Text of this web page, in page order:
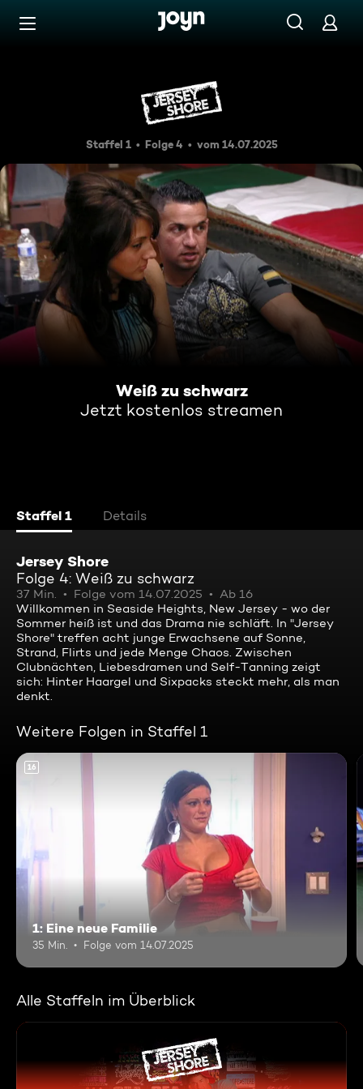
Zum Inhalt springen
Weiß zu schwarz
Staffel 1 Folge 4 vom 14.07.2025
Weiß zu schwarz
Jetzt kostenlos streamen
Staffel 1 Details
Jersey Shore
Folge 4: Weiß zu schwarz
37 Min. Folge vom 14.07.2025
Ab 16
Willkommen in Seaside Heights, New Jersey - wo der
Sommer heiß ist und das Drama nie schläft. In "Jersey
Shore" treffen acht junge Erwachsene auf Sonne,
Strand, Flirts und jede Menge Chaos. Zwischen
Clubnächten, Liebesdramen und Self-Tanning zeigt
sich: Hinter Haargel und Sixpacks steckt mehr, als man
denkt.
Weitere Folgen in Staffel 1
16
1: Eine neue Familie
35 Min. Folge vom 14.07.2025
Alle Staffeln im Überblick